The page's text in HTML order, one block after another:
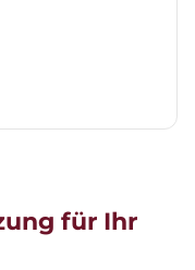
für Ihr